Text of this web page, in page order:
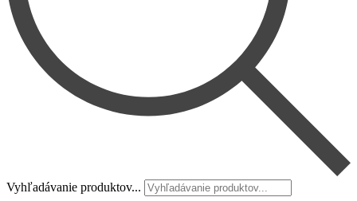
Vyhľadávanie produktov...